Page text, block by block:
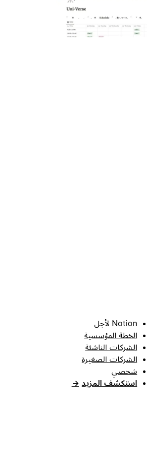
Notion لأجل
الخطة المؤسسية
الشركات الناشئة
الشركات الصغيرة
شخصي
استكشف المزيد →